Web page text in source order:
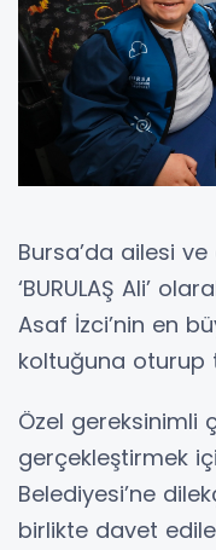
Bursa’da ailesi
‘BURULAŞ Ali’
Asaf İzci’nin en
koltuğuna oturup
Özel gereksinimli
gerçekleştirmek
Belediyesi’ne
birlikte davet